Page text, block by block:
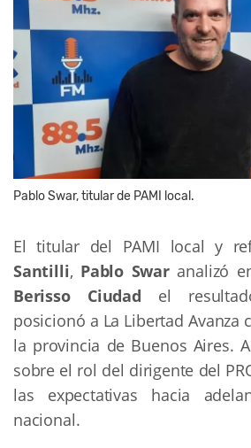
Pablo Swar, titular de PAMI local.
El titular del PAMI local y
Santilli, Pablo Swar analizó
Berisso Ciudad
el
posicionó a La Libertad Avanza
la provincia de Buenos Aires.
sobre el rol del dirigente del
las expectativas hacia
nacional.